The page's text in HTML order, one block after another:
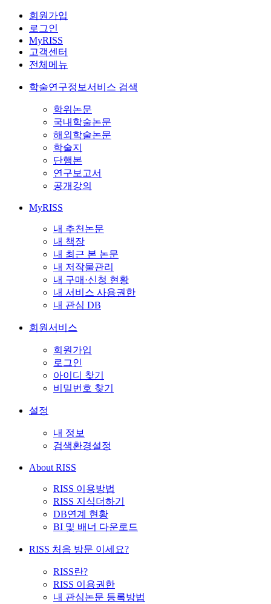
회원가입
로그인
MyRISS
고객센터
전체메뉴
학술연구정보서비스 검색
학위논문
국내학술논문
해외학술논문
학술지
단행본
연구보고서
공개강의
MyRISS
내 추천논문
내 책장
내 최근 본 논문
내 저작물관리
내 구매·신청 현황
내 서비스 사용권한
내 관심 DB
회원서비스
회원가입
로그인
아이디 찾기
비밀번호 찾기
설정
내 정보
검색환경설정
About RISS
RISS 이용방법
RISS 지식더하기
DB연계 현황
BI 및 배너 다운로드
RISS 처음 방문 이세요?
RISS란?
RISS 이용권한
내 관심논문 등록방법